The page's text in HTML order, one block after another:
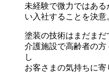
未経験で微力ではあ
い入社することを決意
塗装の技術はまだまだ
介護施設で高齢者の
し
お客さまの気持ちに寄